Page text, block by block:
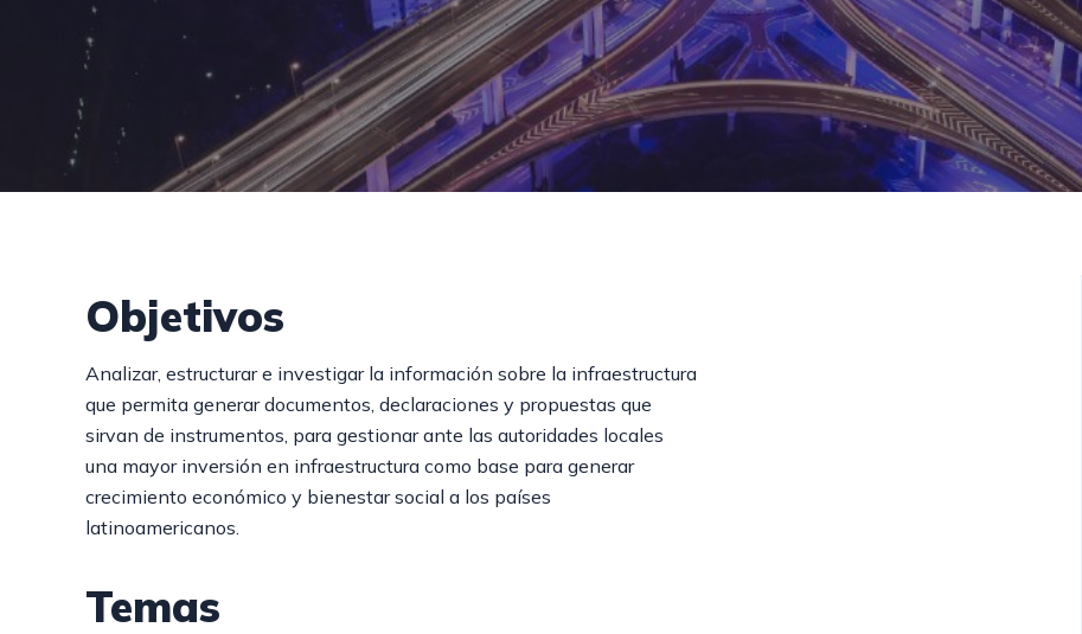
Objetivos
Analizar, estructurar e investigar la información sobre la infraestructura
que permita generar documentos, declaraciones y propuestas que
sirvan de instrumentos, para gestionar ante las autoridades locales
una mayor inversión en infraestructura como base para generar
crecimiento económico y bienestar social a los países
latinoamericanos.
Temas